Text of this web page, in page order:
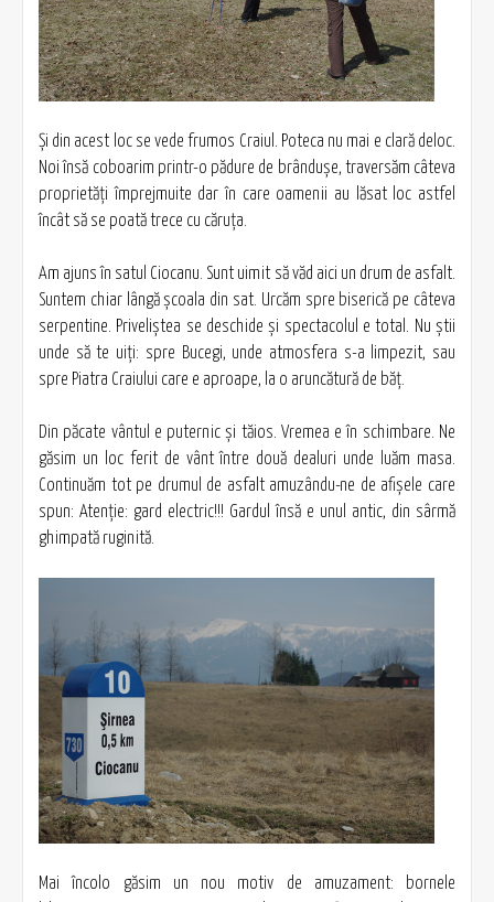
Şi din acest loc se vede frumos Craiul. Poteca nu mai e clară deloc.
Noi însă coboarim printr-o pădure de brânduşe, traversăm câteva
proprietăţi împrejmuite dar în care oamenii au lăsat loc astfel
încât să se poată trece cu căruţa.
Am ajuns în satul Ciocanu. Sunt uimit să văd aici un drum de asfalt.
Suntem chiar lângă școala din sat. Urcăm spre biserică pe câteva
serpentine. Priveliştea se deschide şi spectacolul e total. Nu ştii
unde să te uiţi: spre Bucegi, unde atmosfera s-a limpezit, sau
spre Piatra Craiului care e aproape, la o aruncătură de băţ.
Din păcate vântul e puternic şi tăios. Vremea e în schimbare. Ne
găsim un loc ferit de vânt între două dealuri unde luăm masa.
Continuăm tot pe drumul de asfalt amuzându-ne de afişele care
spun: Atenţie: gard electric!!! Gardul însă e unul antic, din sârmă
ghimpată ruginită.
Mai încolo găsim un nou motiv de amuzament: bornele